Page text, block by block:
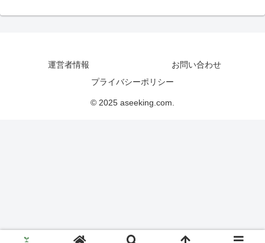
運営者情報
お問い合わせ
プライバシーポリシー
© 2025 aseeking.com.